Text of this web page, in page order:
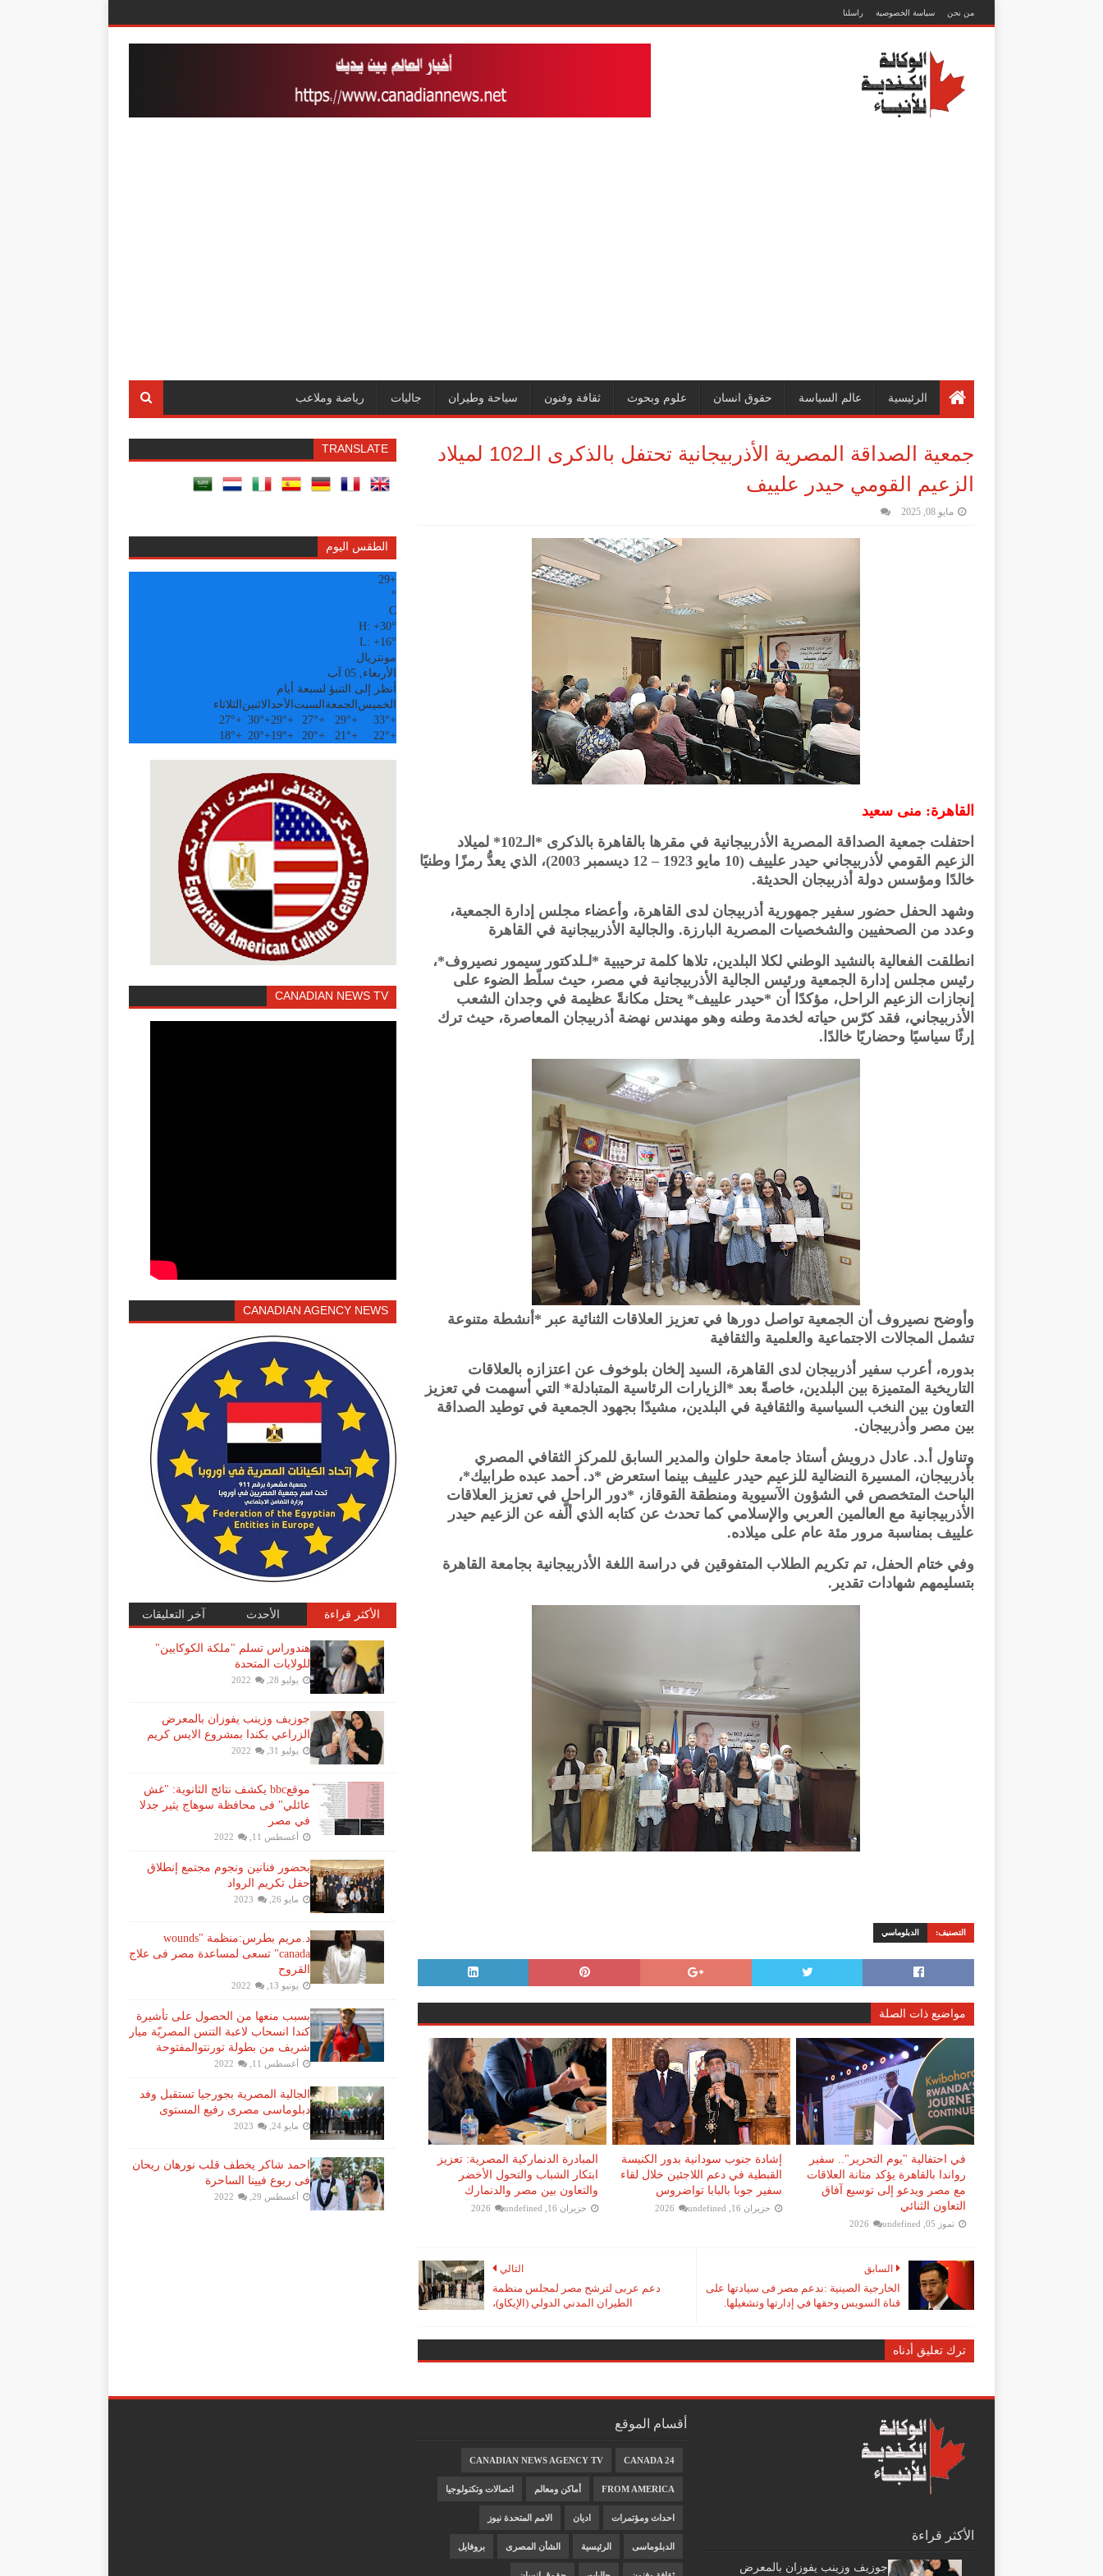
من نحن سياسة الخصوصية راسلنا
الرئيسية عالم السياسة حقوق انسان علوم وبحوث ثقافة وفنون سياحة وطيران جاليات رياضة وملاعب
جمعية الصداقة المصرية الأذربيجانية تحتفل بالذكرى الـ102 لميلاد
الزعيم القومي حيدر علييف
مايو 08, 2025
القاهرة: منى سعيد
احتفلت جمعية الصداقة المصرية الأذربيجانية في مقرها بالقاهرة بالذكرى *الـ102* لميلاد
الزعيم القومي لأذربيجاني حيدر علييف (10 مايو 1923 – 12 ديسمبر 2003)، الذي يعدُّ رمزًا وطنيًا
خالدًا ومؤسس دولة أذربيجان الحديثة.
وشهد الحفل حضور سفير جمهورية أذربيجان لدى القاهرة، وأعضاء مجلس إدارة الجمعية،
وعدد من الصحفيين والشخصيات المصرية البارزة. والجالية الأذربيجانية في القاهرة
انطلقت الفعالية بالنشيد الوطني لكلا البلدين، تلاها كلمة ترحيبية *لـلدكتور سيمور نصيروف*،
رئيس مجلس إدارة الجمعية ورئيس الجالية الأذربيجانية في مصر، حيث سلّط الضوء على
إنجازات الزعيم الراحل، مؤكدًا أن *حيدر علييف* يحتل مكانةً عظيمة في وجدان الشعب
الأذربيجاني، فقد كرّس حياته لخدمة وطنه وهو مهندس نهضة أذربيجان المعاصرة، حيث ترك
إرثًا سياسيًا وحضاريًا خالدًا.
وأوضح نصيروف أن الجمعية تواصل دورها في تعزيز العلاقات الثنائية عبر *أنشطة متنوعة
تشمل المجالات الاجتماعية والعلمية والثقافية
بدوره، أعرب سفير أذربيجان لدى القاهرة، السيد إلخان بلوخوف عن اعتزازه بالعلاقات
التاريخية المتميزة بين البلدين، خاصةً بعد *الزيارات الرئاسية المتبادلة* التي أسهمت في تعزيز
التعاون بين النخب السياسية والثقافية في البلدين، مشيدًا بجهود الجمعية في توطيد الصداقة
بين مصر وأذربيجان.
وتناول أ.د. عادل درويش أستاذ جامعة حلوان والمدير السابق للمركز الثقافي المصري
بأذربيجان، المسيرة النضالية للزعيم حيدر علييف بينما استعرض *د. أحمد عبده طرابيك*،
الباحث المتخصص في الشؤون الآسيوية ومنطقة القوقاز، *دور الراحل في تعزيز العلاقات
الأذربيجانية مع العالمين العربي والإسلامي كما تحدث عن كتابه الذي ألّفه عن الزعيم حيدر
علييف بمناسبة مرور مئة عام على ميلاده.
وفي ختام الحفل، تم تكريم الطلاب المتفوقين في دراسة اللغة الأذربيجانية بجامعة القاهرة
بتسليمهم شهادات تقدير.
التصنيف: الدبلوماسي
مواضيع ذات الصلة
في احتفالية "يوم التحرير".. سفير
رواندا بالقاهرة يؤكد متانة العلاقات
مع مصر ويدعو إلى توسيع آفاق
التعاون الثنائي
تموز 05, 2026 undefined
إشادة جنوب سودانية بدور الكنيسة
القبطية في دعم اللاجئين خلال لقاء
سفير جوبا بالبابا تواضروس
حزيران 16, 2026 undefined
المبادرة الدنماركية المصرية: تعزيز
ابتكار الشباب والتحول الأخضر
والتعاون بين مصر والدنمارك
حزيران 16, 2026 undefined
التالي
دعم عربى لترشح مصر لمجلس منظمة
الطيران المدني الدولي (الإيكاو)،
السابق
الخارجية الصينية :ندعم مصر فى سيادتها على
قناة السويس وحقها في إدارتها وتشغيلها.
ترك تعليق أدناه
TRANSLATE
الطقس اليوم
+
29
°
C
H: +30°
L: +16°
مونتريال
الأربعاء, 05 آب
أنظر إلى التنبؤ لسبعة أيام
الخميس الجمعة السبت الأحد الاثنين الثلاثاء
+
33°
+
29°
+
27°
+
29°
+
30°
+
27°
+
22°
+
21°
+
20°
+
19°
+
20°
+
18°
CANADIAN NEWS TV
CANADIAN AGENCY NEWS
الأكثر قراءة الأحدث آخر التعليقات
هندوراس تسلم "ملكة الكوكايين"
للولايات المتحدة
يوليو 28, 2022
جوزيف وزينب يفوزان بالمعرض
الزراعي بكندا بمشروع الايس كريم
يوليو 31, 2022
موقعbbc يكشف نتائج الثانوية: "غش
عائلي" فى محافظة سوهاج يثير جدلا
في مصر
أغسطس 11, 2022
بحضور فنانين ونجوم مجتمع إنطلاق
حفل تكريم الرواد
مايو 26, 2023
د.مريم بطرس:منظمة "wounds
canada" تسعى لمساعدة مصر فى علاج
القروح
يونيو 13, 2022
بسبب منعها من الحصول على تأشيرة
كندا انسحاب لاعبة ​التنس​ المصريّة ​ميار
شريف​ من بطولة ​تورنتو​المفتوحة
أغسطس 11, 2022
الجالية المصرية بجورجيا تستقبل وفد
دبلوماسى مصرى رفيع المستوى
مايو 24, 2023
احمد شاكر يخطف قلب نورهان ريحان
فى ربوع فيينا الساحرة
أغسطس 29, 2022
الأكثر قراءة
جوزيف وزينب يفوزان بالمعرض
أقسام الموقع
CANADA 24
CANADIAN NEWS AGENCY TV
FROM AMERICA أماكن ومعالم اتصالات وتكنولوجيا
احداث ومؤتمرات اديان الامم المتحدة نيوز
الدبلوماسى الرئيسية الشأن المصرى بروفايل